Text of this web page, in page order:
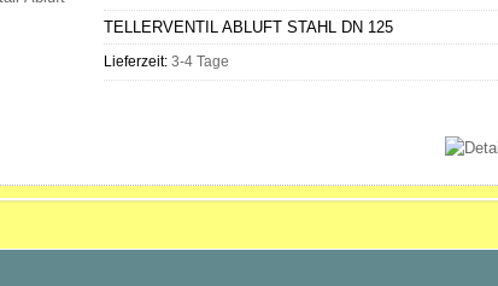
TELLERVENTIL ABLUFT STAHL DN 125
Lieferzeit: 3-4 Tage